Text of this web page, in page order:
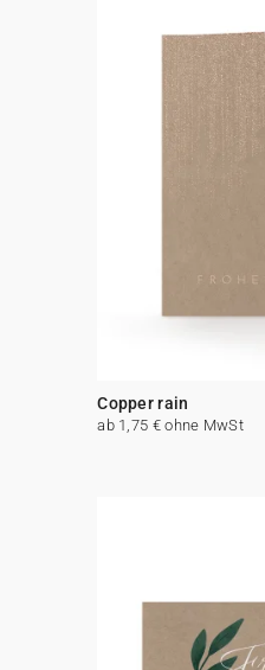
Copper rain
ab 1,75 € ohne MwSt